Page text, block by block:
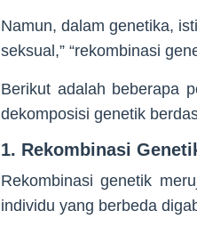
Namun, dalam genetika,
seksual,” “rekombinasi
Berikut adalah beberapa
dekomposisi genetik
1. Rekombinasi
Rekombinasi genetik
individu yang berbeda